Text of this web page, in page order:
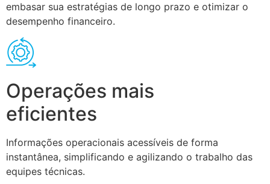
embasar sua estratégias de longo prazo e otimizar o
desempenho financeiro.
Operações mais
eficientes
Informações operacionais acessíveis de forma
instantânea, simplificando e agilizando o trabalho das
equipes técnicas.